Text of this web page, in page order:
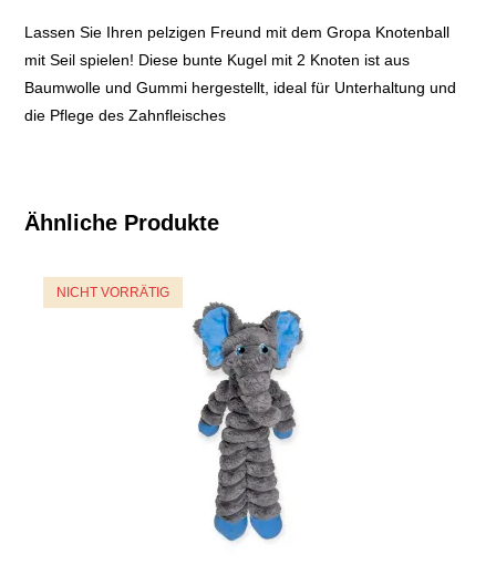
Lassen Sie Ihren pelzigen Freund mit dem Gropa Knotenball
mit Seil spielen! Diese bunte Kugel mit 2 Knoten ist aus
Baumwolle und Gummi hergestellt, ideal für Unterhaltung und
die Pflege des Zahnfleisches
Ähnliche Produkte
NICHT VORRÄTIG